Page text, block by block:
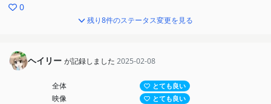
0
残り8件のステータス変更を見る
ヘイリー が記録しました 2025-02-08
全体 とても良い
映像 とても良い